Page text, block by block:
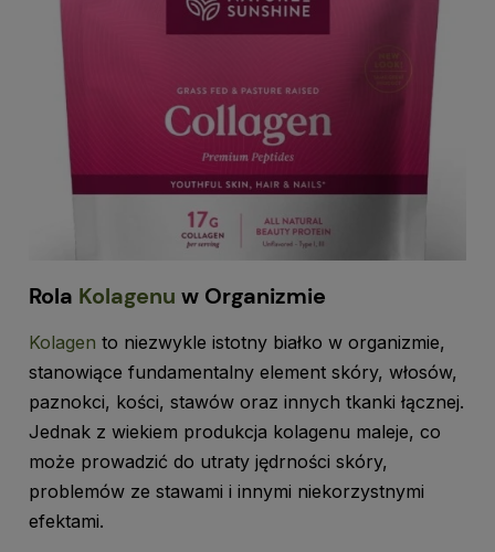
Rola Kolagenu w Organizmie
Kolagen to niezwykle istotny białko w organizmie,
stanowiące fundamentalny element skóry, włosów,
paznokci, kości, stawów oraz innych tkanki łącznej.
Jednak z wiekiem produkcja kolagenu maleje, co
może prowadzić do utraty jędrności skóry,
problemów ze stawami i innymi niekorzystnymi
efektami.